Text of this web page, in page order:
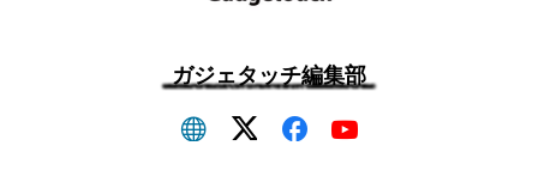
ガジェタッチ編集部